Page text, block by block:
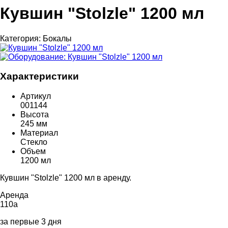
Кувшин "Stolzle" 1200 мл
Категория: Бокалы
Характеристики
Артикул
001144
Высота
245 мм
Материал
Стекло
Объем
1200 мл
Кувшин "Stolzle" 1200 мл в аренду.
Аренда
110a
за первые 3 дня